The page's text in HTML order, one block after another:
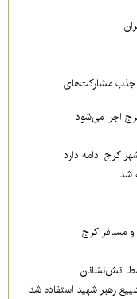
جذب مشارکت‌های
اجرا می‌شود
کرج ادامه دارد
شد
و مسافر کرج
رهبر شهید استفاده شد